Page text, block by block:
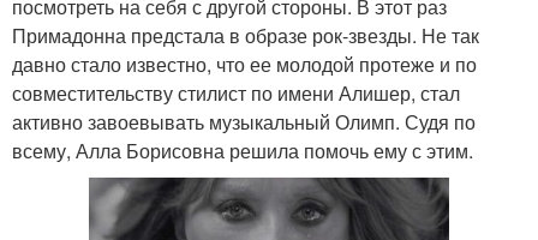
посмотреть на себя с другой стороны. В этот раз
Примадонна предстала в образе рок-звезды. Не так
давно стало известно, что ее молодой протеже и по
совместительству стилист по имени Алишер, стал
активно завоевывать музыкальный Олимп. Судя по
всему, Алла Борисовна решила помочь ему с этим.